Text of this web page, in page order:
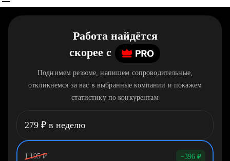
Работа найдётся
скорее c
Поднимем резюме, напишем сопроводительные,
откликнемся за вас в выбранные компании и покажем
статистику по конкурентам
279 ₽ в неделю
1 195 ₽ −396 ₽